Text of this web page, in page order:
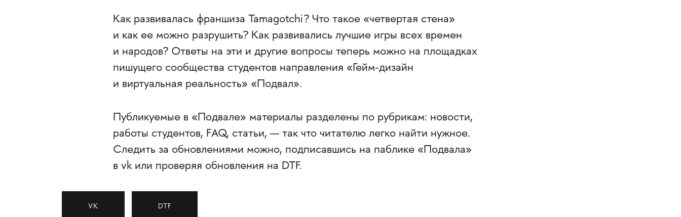
Как развивалась франшиза Tamagotchi? Что такое «четвертая стена»
и как ее можно разрушить? Как развивались лучшие игры всех времен
и народов? Ответы на эти и другие вопросы теперь можно на площадках
пишущего сообщества студентов направления «Гейм-дизайн
и виртуальная реальность» «Подвал».
Публикуемые в «Подвале» материалы разделены по рубрикам: новости,
работы студентов, FAQ, статьи, — так что читателю легко найти нужное.
Следить за обновлениями можно, подписавшись на паблике «Подвала»
в vk или проверяя обновления на DTF.
VK DTF